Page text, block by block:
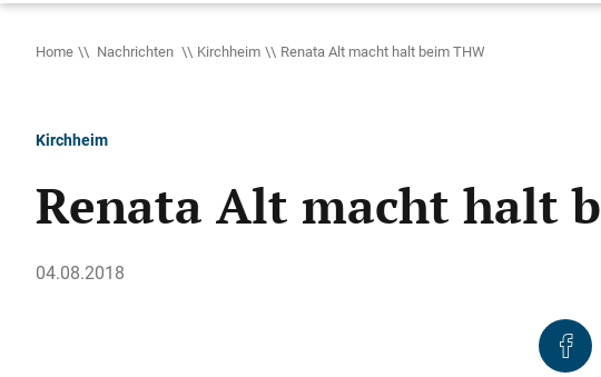
Home Nachrichten Kirchheim Renata Alt macht halt beim THW
Kirchheim
Renata Alt macht halt
04.08.2018